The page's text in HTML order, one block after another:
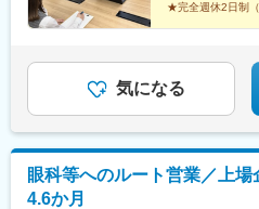
★完全週休2日制（
気になる
眼科等へのルート営業／上
4.6か月